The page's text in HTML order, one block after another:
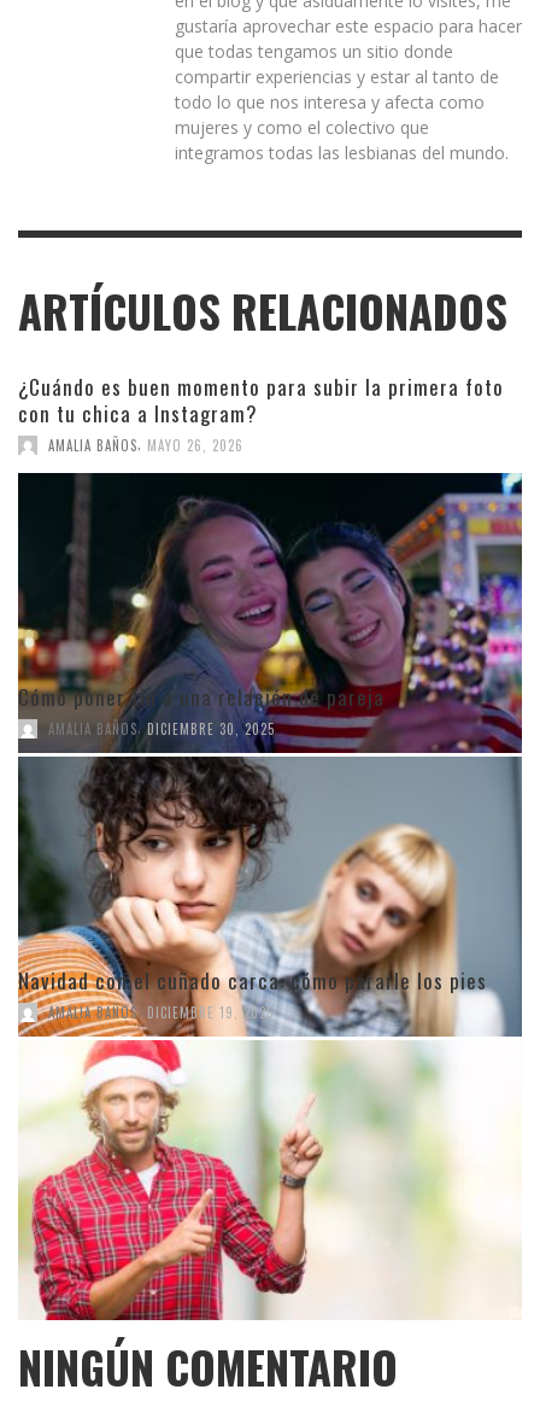
gustaría aprovechar este espacio para hacer
que todas tengamos un sitio donde
compartir experiencias y estar al tanto de
todo lo que nos interesa y afecta como
mujeres y como el colectivo que
integramos todas las lesbianas del mundo.
ARTÍCULOS RELACIONADOS
¿Cuándo es buen momento para subir la primera foto
con tu chica a Instagram?
AMALIA BAÑOS MAYO 26, 2026
Cómo poner fin a una relación de pareja
AMALIA BAÑOS DICIEMBRE 30, 2025
Navidad con el cuñado carca: cómo pararle los pies
AMALIA BAÑOS DICIEMBRE 19, 2025
NINGÚN COMENTARIO